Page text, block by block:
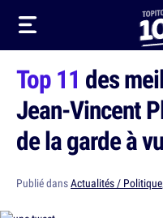
Top 11 des
Jean-Vincent
de la garde à
Publié dansActualités / Politique